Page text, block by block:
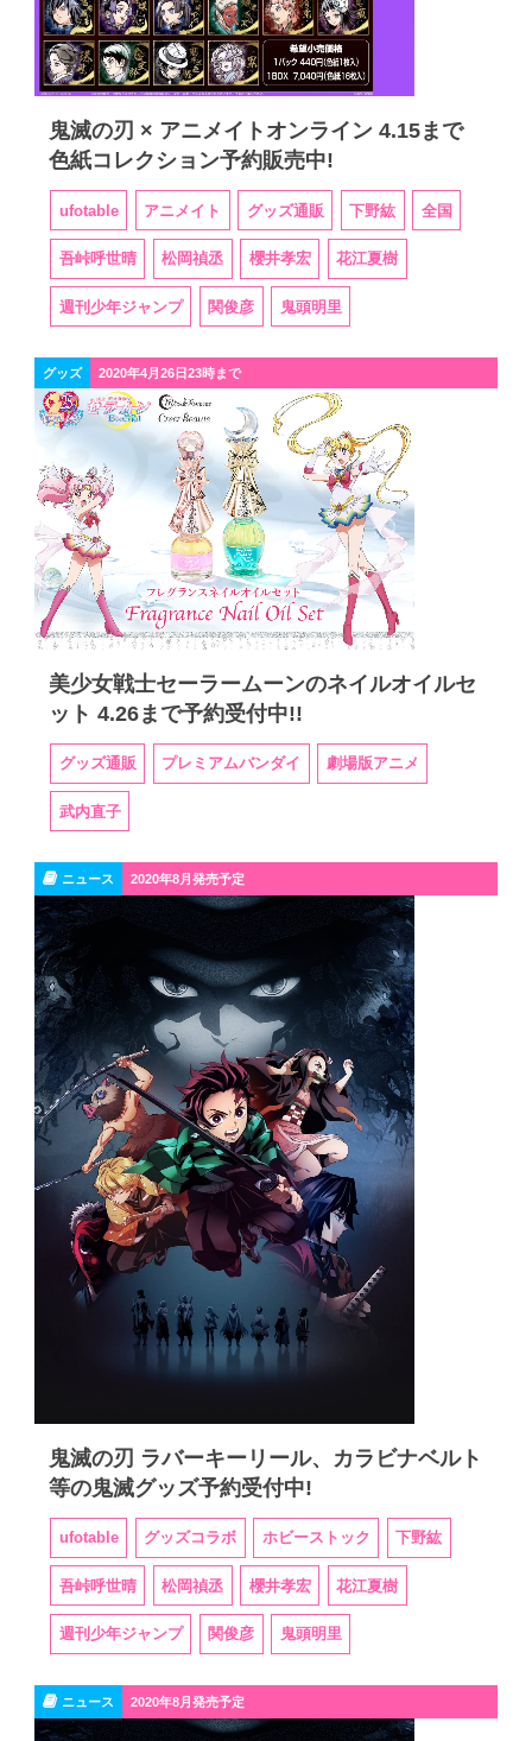
鬼滅の刃 × アニメイトオンライン 4.15まで
色紙コレクション予約販売中!
ufotable アニメイト グッズ通販 下野紘 全国
吾峠呼世晴 松岡禎丞 櫻井孝宏 花江夏樹
週刊少年ジャンプ 関俊彦 鬼頭明里
グッズ 2020年4月26日23時まで
美少女戦士セーラームーンのネイルオイルセ
ット 4.26まで予約受付中!!
グッズ通販 プレミアムバンダイ 劇場版アニメ
武内直子
ニュース 2020年8月発売予定
鬼滅の刃 ラバーキーリール、カラビナベルト
等の鬼滅グッズ予約受付中!
ufotable グッズコラボ ホビーストック 下野紘
吾峠呼世晴 松岡禎丞 櫻井孝宏 花江夏樹
週刊少年ジャンプ 関俊彦 鬼頭明里
ニュース 2020年8月発売予定